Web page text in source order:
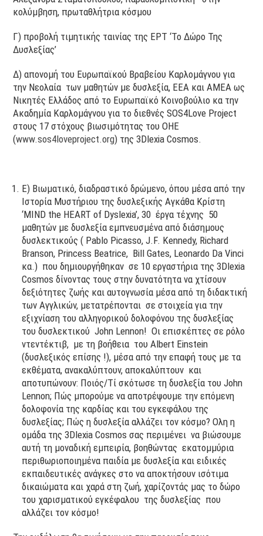
κολύμβηση, πρωταθλήτρια κόσμου
Γ) προβολή τιμητικής ταινίας της ΕΡΤ ‘Το Δώρο Της
Δυσλεξίας’
Δ) απονομή του Ευρωπαϊκού Βραβείου Καρλομάγνου για
την Νεολαία των μαθητών με δυσλεξία, ΕΕΑ και ΑΜΕΑ ως
Νικητές Ελλάδος από το Ευρωπαϊκό Κοινοβούλιο κα την
Ακαδημία Καρλομάγνου για το διεθνές SOS4Love Project
στους 17 στόχους βιωσιμότητας του ΟΗΕ
(www.sos4loveproject.org) της 3Dlexia Cosmos.
E) Βιωματικό, διαδραστικό δρώμενο, όπου μέσα από την
Ιστορία Μυστήριου της δυσλεξικής Αγκάθα Κρίστη
‘MIND the HEART of Dyslexia’, 30 έργα τέχνης 50
μαθητών με δυσλεξία εμπνευσμένα από διάσημους
δυσλεκτικούς ( Pablo Picasso, J.F. Kennedy, Richard
Branson, Princess Beatrice, Bill Gates, Leonardo Da Vinci
κα.) που δημιουργήθηκαν σε 10 εργαστήρια της 3Dlexia
Cosmos δίνοντας τους στην δυνατότητα να χτίσουν
δεξιότητες ζωής και αυτογνωσία μέσα από τη διδακτική
των Αγγλικών, μετατρέπονται σε στοιχεία για την
εξιχνίαση του αλληγορικού δολοφόνου της δυσλεξίας
του δυσλεκτικού John Lennon! Οι επισκέπτες σε ρόλο
ντεντέκτιβ, με τη βοήθεια του Albert Einstein
(δυσλεξικός επίσης !), μέσα από την επαφή τους με τα
εκθέματα, ανακαλύπτουν, αποκαλύπτουν και
αποτυπώνουν: Ποιός/Τί σκότωσε τη δυσλεξία του John
Lennon; Πώς μπορούμε να αποτρέψουμε την επόμενη
δολοφονία της καρδίας και του εγκεφάλου της
δυσλεξίας; Πώς η δυσλεξία αλλάζει τον κόσμο? Ολη η
ομάδα της 3Dlexia Cosmos σας περιμένει να βιώσουμε
αυτή τη μοναδική εμπειρία, βοηθώντας εκατομμύρια
περιθωριοποιημένα παιδία με δυσλεξία και ειδικές
εκπαιδευτικές ανάγκες στο να αποκτήσουν ισότιμα
δικαιώματα και χαρά στη ζωή, χαρίζοντάς μας το δώρο
του χαρισματικού εγκέφαλου της δυσλεξίας που
αλλάζει τον κόσμο!